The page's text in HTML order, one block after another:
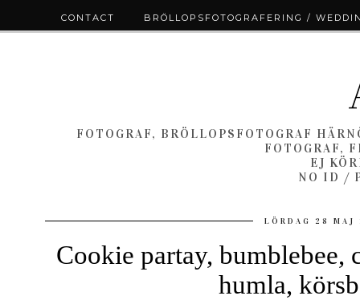
FOTOGRAF, BRÖLLOPSFOTOGRAF
FOTOGRAF,
EJ
NO ID /
LÖRDAG 28 MAJ
Cookie partay, bumblebee,
humla,
CONTACT BRÖLLOPSFOTOGRAFERING /